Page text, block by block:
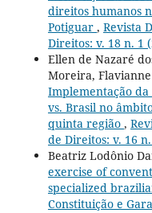
direitos humanos
Potiguar , Revista
Direitos: v. 18 n. 1
Ellen de Nazaré
Moreira,
Implementação
vs. Brasil no
quinta região ,
de Direitos: v. 16
Beatriz Lodônio
exercise of
specialized
Constituição e